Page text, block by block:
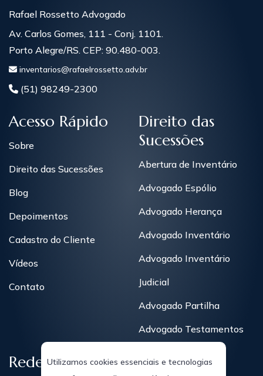
Rafael Rossetto Advogado
Av. Carlos Gomes, 111 - Conj. 1101.
Porto Alegre/RS. CEP: 90.480-003.
inventarios@rafaelrossetto.adv.br
(51) 98249-2300
Acesso Rápido
Sobre
Direito das Sucessões
Blog
Depoimentos
Cadastro do Cliente
Vídeos
Contato
Direito das
Sucessões
Abertura de Inventário
Advogado Espólio
Advogado Herança
Advogado Inventário
Advogado Inventário
Judicial
Advogado Partilha
Advogado Testamentos
Redes Sociais
Utilizamos cookies essenciais e tecnologias